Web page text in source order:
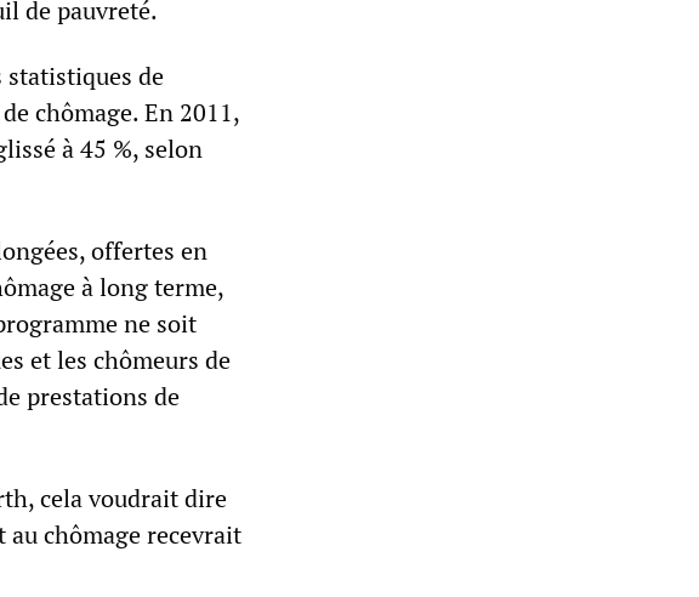
de pauvreté.
statistiques de
chômage. En 2011,
à 45 %, selon
offertes en
à long terme,
ne soit
et les chômeurs de
prestations de
cela voudrait dire
chômage recevrait